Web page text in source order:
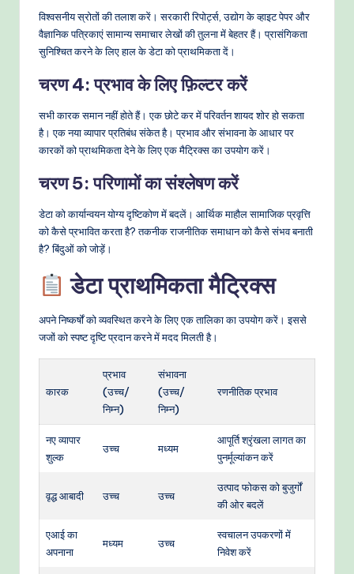
विश्वसनीय स्रोतों की तलाश करें। सरकारी रिपोर्ट्स, उद्योग के व्हाइट पेपर और
वैज्ञानिक पत्रिकाएं सामान्य समाचार लेखों की तुलना में बेहतर हैं। प्रासंगिकता
सुनिश्चित करने के लिए हाल के डेटा को प्राथमिकता दें।
चरण 4: प्रभाव के लिए फ़िल्टर करें
सभी कारक समान नहीं होते हैं। एक छोटे कर में परिवर्तन शायद शोर हो सकता
है। एक नया व्यापार प्रतिबंध संकेत है। प्रभाव और संभावना के आधार पर
कारकों को प्राथमिकता देने के लिए एक मैट्रिक्स का उपयोग करें।
चरण 5: परिणामों का संश्लेषण करें
डेटा को कार्यान्वयन योग्य दृष्टिकोण में बदलें। आर्थिक माहौल सामाजिक प्रवृत्ति
को कैसे प्रभावित करता है? तकनीक राजनीतिक समाधान को कैसे संभव बनाती
है? बिंदुओं को जोड़ें।
डेटा प्राथमिकता मैट्रिक्स
अपने निष्कर्षों को व्यवस्थित करने के लिए एक तालिका का उपयोग करें। इससे
जजों को स्पष्ट दृष्टि प्रदान करने में मदद मिलती है।
कारक
प्रभाव
(उच्च/
निम्न)
संभावना
(उच्च/
निम्न)
रणनीतिक प्रभाव
नए व्यापार
शुल्क
उच्च मध्यम
आपूर्ति श्रृंखला लागत का
पुनर्मूल्यांकन करें
वृद्ध आबादी उच्च उच्च
उत्पाद फोकस को बुजुर्गों
की ओर बदलें
एआई का
अपनाना
मध्यम उच्च
स्वचालन उपकरणों में
निवेश करें